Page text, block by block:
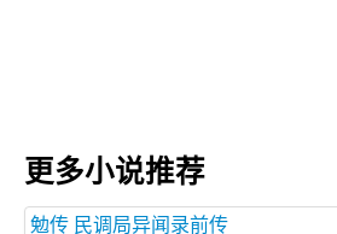
更多小说推荐
勉传 民调局异闻录前传